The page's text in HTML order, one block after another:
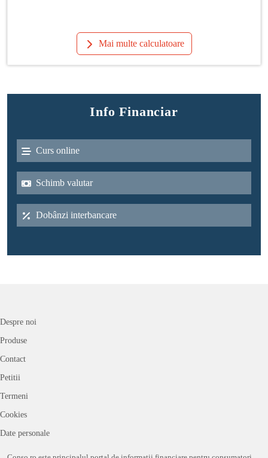
Mai multe calculatoare
Info Financiar
Curs online
Schimb valutar
Dobânzi interbancare
Despre noi
Produse
Contact
Petitii
Termeni
Cookies
Date personale